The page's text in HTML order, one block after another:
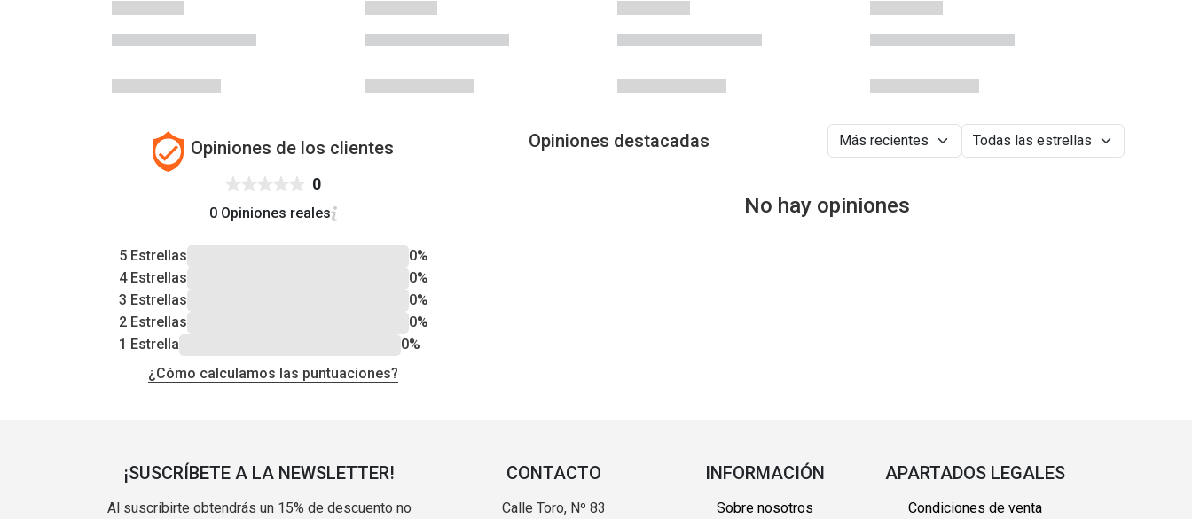
Opiniones de los clientes
0
0 Opiniones reales
5 Estrellas
0%
4 Estrellas
0%
3 Estrellas
0%
2 Estrellas
0%
1 Estrella
0%
¿Cómo calculamos las puntuaciones?
Opiniones destacadas
No hay opiniones
¡SUSCRÍBETE A LA NEWSLETTER!
Al suscribirte obtendrás un 15% de descuento no
CONTACTO
Calle Toro, Nº 83
INFORMACIÓN
Sobre nosotros
APARTADOS LEGALES
Condiciones de venta